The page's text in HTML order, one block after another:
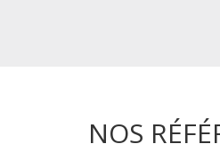
NOS